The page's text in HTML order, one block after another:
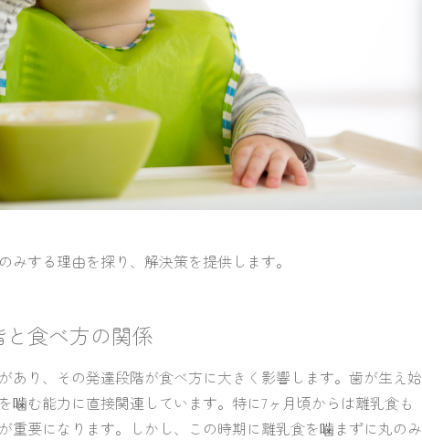
みする理由を探り、解決策を提供します。
食べ方の関係
あり、その発達段階が食べ方に大きく影響します。歯が生え始
噛む能力に直接関連しています。特に7ヶ月頃からは離乳食も
重要になります。しかし、この時期に離乳食を噛まずに丸のみ